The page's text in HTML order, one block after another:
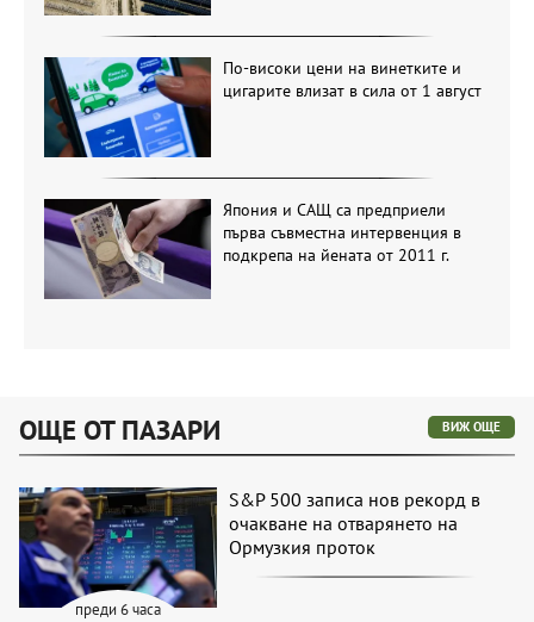
По-високи цени на винетките и
цигарите влизат в сила от 1 август
Япония и САЩ са предприели
първа съвместна интервенция в
подкрепа на йената от 2011 г.
ОЩЕ ОТ ПАЗАРИ ВИЖ ОЩЕ
преди 6 часа
S&P 500 записа нов рекорд в
очакване на отварянето на
Ормузкия проток